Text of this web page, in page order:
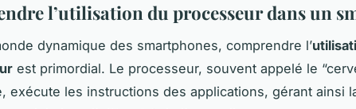
l’utilisation du processeur dans un
dynamique des smartphones, comprendre l’
est primordial. Le processeur, souvent appelé le
exécute les instructions des applications, gérant ainsi